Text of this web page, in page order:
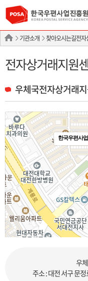
기관소개 찾아오시는길전
전자상거래지원
우체국전자상거래
한국우편사
우
주소 : 대전 서구 문